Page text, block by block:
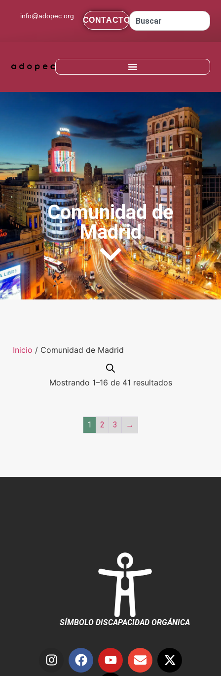
info@adopec.org CONTACTO
Comunidad de
Madrid
Inicio / Comunidad de Madrid
Mostrando 1–16 de 41 resultados
1 2 3 →
SÍMBOLO DISCAPACIDAD ORGÁNICA